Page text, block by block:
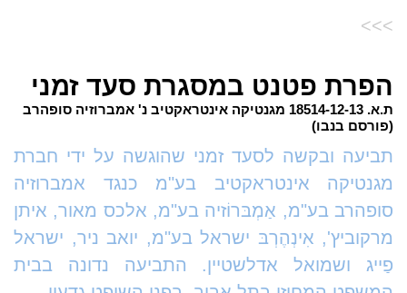
>>>
הפרת פטנט במסגרת סעד זמני
ת.א. 18514-12-13 מגנטיקה אינטראקטיב נ' אמברוזיה סופהרב
(פורסם בנבו)
תביעה ובקשה לסעד זמני שהוגשה על ידי חברת
מגנטיקה אינטראקטיב בע"מ כנגד אמברוזיה
סופהרב בע"מ, אַמְבּרוֹזיה בע"מ, אלכס מאור, איתן
מרקוביץ', אִינְהֶרְבּ ישראל בע"מ, יואב ניר, ישראל
פַייג ושמואל אדלשטיין. התביעה נדונה בבית